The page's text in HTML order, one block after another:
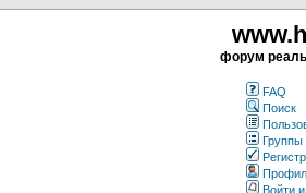
форум
FAQ
Поиск
Группы
Войти